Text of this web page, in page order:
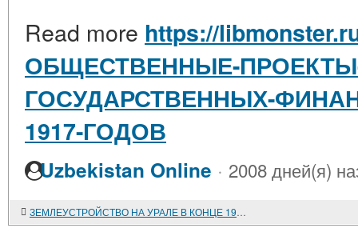
Read more https://
ОБЩЕСТВЕННЫЕ-
ГОСУДАРСТВЕННЫХ-
1917-ГОДОВ
Uzbekistan Online · 2008 дней(я)
ЗЕМЛЕУСТРОЙСТВО НА УРАЛЕ В КОНЦЕ 1920-Х - 1930-Е ГОДЫ